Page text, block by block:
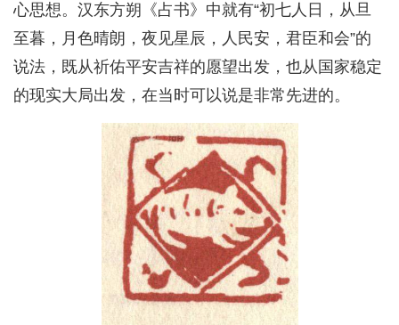
心思想。汉东方朔《占书》中就有“初七人日，从旦
至暮，月色晴朗，夜见星辰，人民安，君臣和会”的
说法，既从祈佑平安吉祥的愿望出发，也从国家稳定
的现实大局出发，在当时可以说是非常先进的。